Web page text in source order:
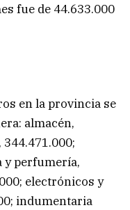
fue de 44.633.000
en la provincia se
almacén,
y perfumería,
electrónicos y
indumentaria